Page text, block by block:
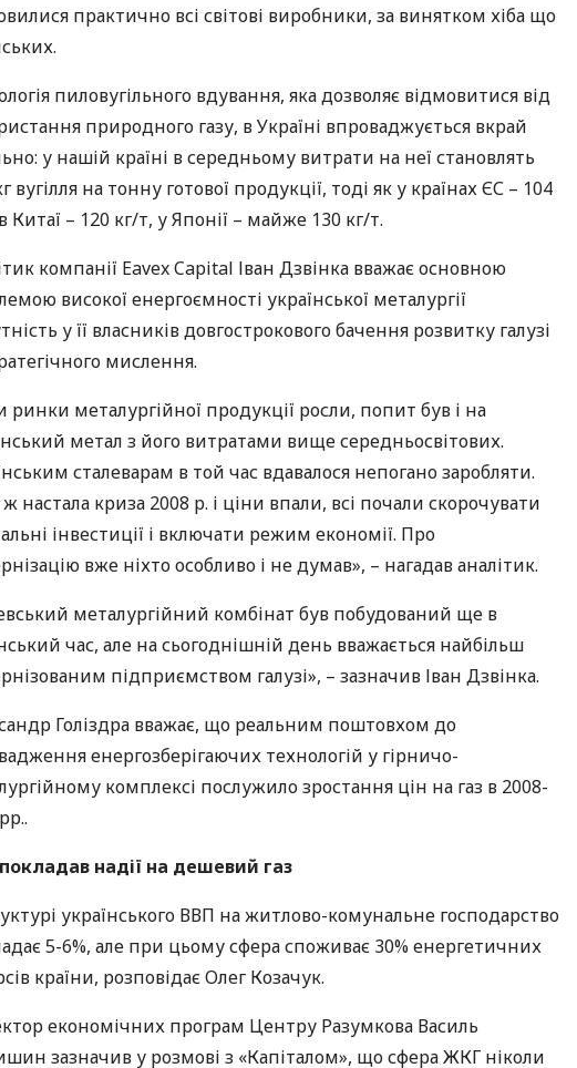
практично всі світові виробники, за винятком хіба що
пиловугільного вдування, яка дозволяє відмовитися від
природного газу, в Україні впроваджується вкрай
у нашій країні в середньому витрати на неї становлять
вугілля на тонну готової продукції, тоді як у країнах ЄС – 104
Китаї – 120 кг/т, у Японії – майже 130 кг/т.
компанії Eavex Capital Іван Дзвінка вважає основною
високої енергоємності української металургії
у її власників довгострокового бачення розвитку галузі
мислення.
ринки металургійної продукції росли, попит був і на
метал з його витратами вище середньосвітових.
сталеварам в той час вдавалося непогано заробляти.
настала криза 2008 р. і ціни впали, всі почали скорочувати
інвестиції і включати режим економії. Про
вже ніхто особливо і не думав», – нагадав аналітик.
металургійний комбінат був побудований ще в
час, але на сьогоднішній день вважається найбільш
підприємством галузі», – зазначив Іван Дзвінка.
Голіздра вважає, що реальним поштовхом до
енергозберігаючих технологій у гірничо-
комплексі послужило зростання цін на газ в 2008-
покладав надії на дешевий газ
українського ВВП на житлово-комунальне господарство
5-6%, але при цьому сфера споживає 30% енергетичних
країни, розповідає Олег Козачук.
економічних програм Центру Разумкова Василь
зазначив у розмові з «Капіталом», що сфераЖКГ ніколи